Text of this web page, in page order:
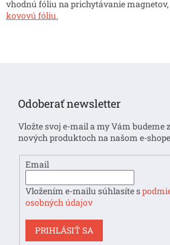
u
vhodnú fóliu na prichytávanie
kovovú fóliu.
Odoberať newsletter
Vložte svoj e-mail a my Vám budeme
nových produktoch na našom e-
Email
Vložením e-mailu súhlasíte s
osobných údajov
PRIHLÁSIŤ SA